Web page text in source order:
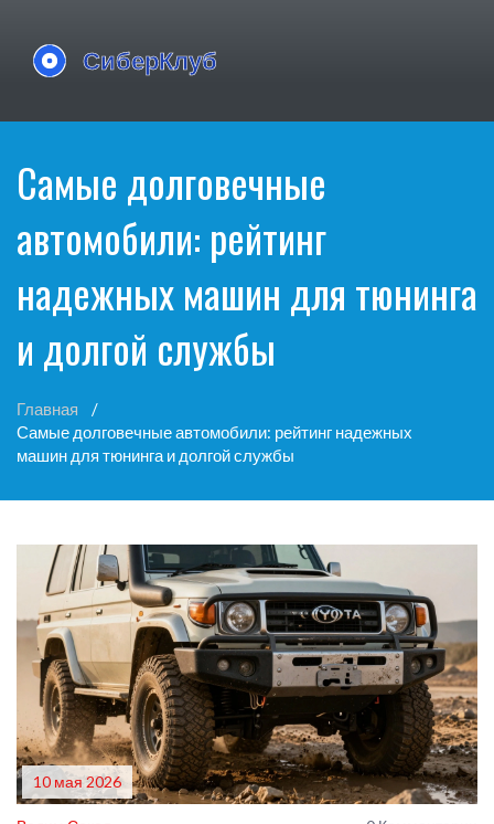
Самые долговечные
автомобили: рейтинг
надежных машин для тюнинга
и долгой службы
Главная
Самые долговечные автомобили: рейтинг надежных
машин для тюнинга и долгой службы
10 мая 2026